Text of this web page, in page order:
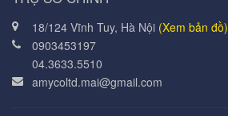
18/124 Vĩnh Tuy, Hà Nội (Xem bản đồ)
0903453197
04.3633.5510
amycoltd.mai@gmail.com